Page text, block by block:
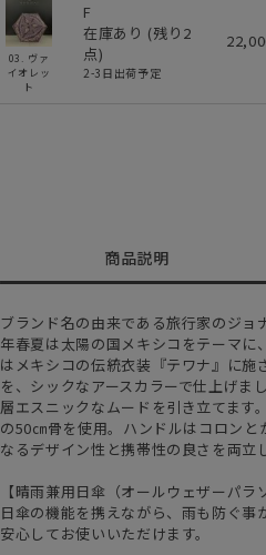
03. ヴァ
イオレッ
ト
F
在庫あり (残り 2
点)
2-3日出荷予定
商品説明
ブランド名の由来である旅行家のジ
年春夏は太陽の国メキシコをテーマ
はメキシコの伝統衣装『テワナ』に施
を、シックなアースカラーで仕上げま
層エスニックなムードを引き立てます
の50㎝骨を使用。ハンドルはコロン
なるデザイン性と携帯性の良さを両立
【晴雨兼用日傘（オールウェザーパラ
日傘の機能を携えながら、雨も防ぐ事
安心してお使いいただけます。